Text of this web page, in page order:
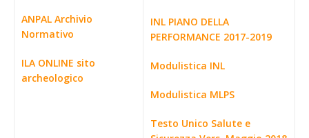
ANPAL Archivio
Normativo
ILA ONLINE sito
archeologico
INL PIANO DELLA
PERFORMANCE 2017-2019
Modulistica INL
Modulistica MLPS
Testo Unico Salute e